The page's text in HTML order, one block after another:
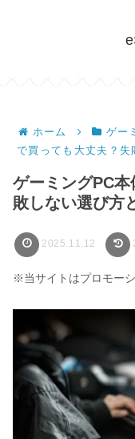
ホーム ゲー
で買っても大丈夫？
ゲーミングPC
敗しない選び方
2025.11.12
※当サイトはプロモー